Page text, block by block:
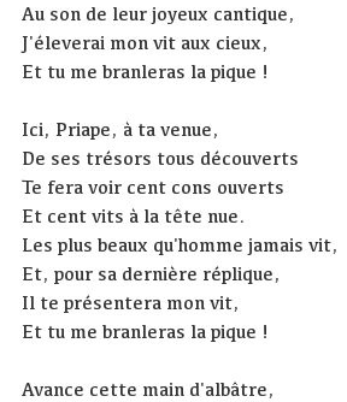
Au son de leur joyeux cantique,
J'éleverai mon vit aux cieux,
Et tu me branleras la pique !
Ici, Priape, à ta venue,
De ses trésors tous découverts
Te fera voir cent cons ouverts
Et cent vits à la tête nue.
Les plus beaux qu'homme jamais vit,
Et, pour sa dernière réplique,
Il te présentera mon vit,
Et tu me branleras la pique !
Avance cette main d'albâtre,